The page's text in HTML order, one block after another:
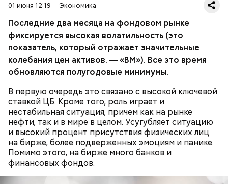
01 июня 12:19 Экономика
Последние два месяца на фондовом рынке
фиксируется высокая волатильность (это
показатель, который отражает значительные
колебания цен активов. — «ВМ»). Все это время
обновляются полугодовые минимумы.
В первую очередь это связано с высокой ключевой
ставкой ЦБ. Кроме того, роль играет и
нестабильная ситуация, причем как на рынке
нефти, так и в мире в целом. Усугубляет ситуацию
и высокий процент присутствия физических лиц
на бирже, более подверженных эмоциям и панике.
Помимо этого, на бирже много банков и
финансовых фондов.
Ингредиенты: